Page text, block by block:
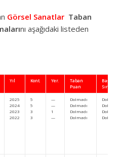
Görsel Sanatlar Taban
nı aşağıdaki listeden
Yıl Kont. Yer.
Taban
Puan
Başarı
Sıra
2025
2024
2023
2022
5
5
3
3
—
—
1
—
Dolmadı
Dolmadı
Dolmadı
Dolmadı
Dolmadı
Dolmadı
Dolmadı
Dolmadı